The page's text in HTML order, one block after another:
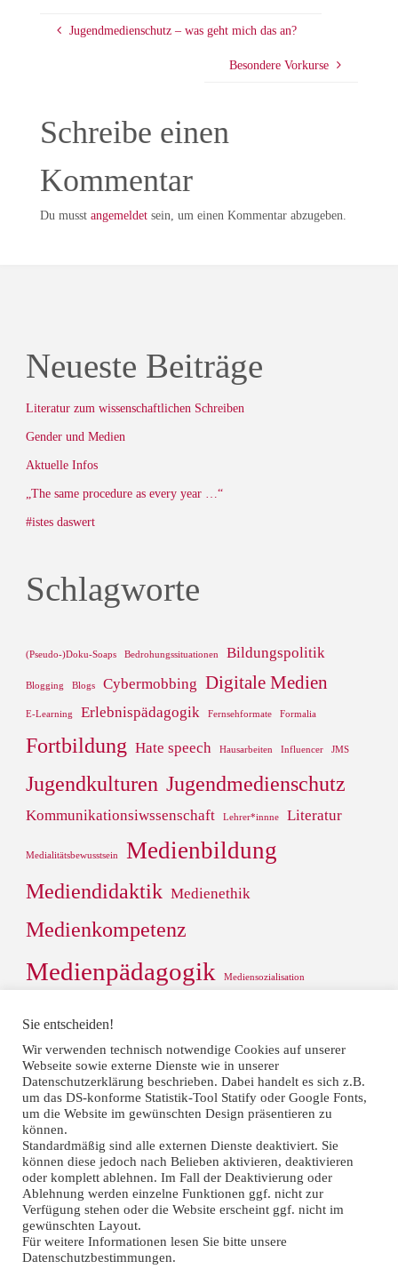
Jugendmedienschutz – was geht mich das an?
Besondere Vorkurse
Schreibe einen
Kommentar
Du musst angemeldetsein, um einen Kommentar abzugeben.
Neueste Beiträge
Literatur zum wissenschaftlichen Schreiben
Gender und Medien
Aktuelle Infos
„The same procedure as every year …“
#istes daswert
Schlagworte
(Pseudo-)Doku-Soaps Bedrohungssituationen Bildungspolitik
Blogging Blogs Cybermobbing Digitale Medien
E-Learning Erlebnispädagogik Fernsehformate Formalia
Fortbildung Hate speech Hausarbeiten Influencer JMS
Jugendkulturen Jugendmedienschutz
Kommunikationsiwssenschaft Lehrer*innne Literatur
Medialitätsbewusstsein Medienbildung
Mediendidaktik Medienethik
Medienkompetenz
Medienpädagogik Mediensozialisation
Praxis
Social Media Theorie Thesis Video Web 2.0
Wertediskurs Öffentlichkeitsarbeit
©2022 Prof. Andreas Büsch
Sie entscheiden!
Wir verwenden technisch notwendige Cookies auf unserer
Webseite sowie externe Dienste wie in unserer
Datenschutzerklärung beschrieben. Dabei handelt es sich z.B.
um das DS-konforme Statistik-Tool Statify oder Google Fonts,
um die Website im gewünschten Design präsentieren zu
können.
Standardmäßig sind alle externen Dienste deaktiviert. Sie
können diese jedoch nach Belieben aktivieren, deaktivieren
oder komplett ablehnen. Im Fall der Deaktivierung oder
Ablehnung werden einzelne Funktionen ggf. nicht zur
Verfügung stehen oder die Website erscheint ggf. nicht im
gewünschten Layout.
Für weitere Informationen lesen Sie bitte unsere
Datenschutzbestimmungen.